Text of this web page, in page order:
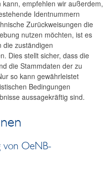
empfehlen wir außerdem,
Identnummern
Zurückweisungen die
nutzen möchten, ist es
die zuständigen
Dies stellt sicher, dass die
die Stammdaten der zu
so kann gewährleistet
Bedingungen
aussagekräftig sind.
von OeNB-